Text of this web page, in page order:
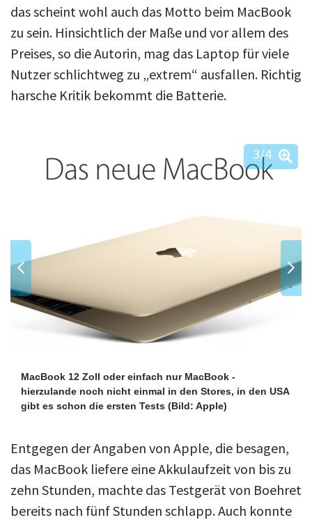
das scheint wohl auch das Motto beim MacBook
zu sein. Hinsichtlich der Maße und vor allem des
Preises, so die Autorin, mag das Laptop für viele
Nutzer schlichtweg zu „extrem“ ausfallen. Richtig
harsche Kritik bekommt die Batterie.
MacBook 12 Zoll oder einfach nur MacBook -
hierzulande noch nicht einmal in den Stores, in den USA
gibt es schon die ersten Tests (Bild: Apple)
3/4
Entgegen der Angaben von Apple, die besagen,
das MacBook liefere eine Akkulaufzeit von bis zu
zehn Stunden, machte das Testgerät von Boehret
bereits nach fünf Stunden schlapp. Auch konnte